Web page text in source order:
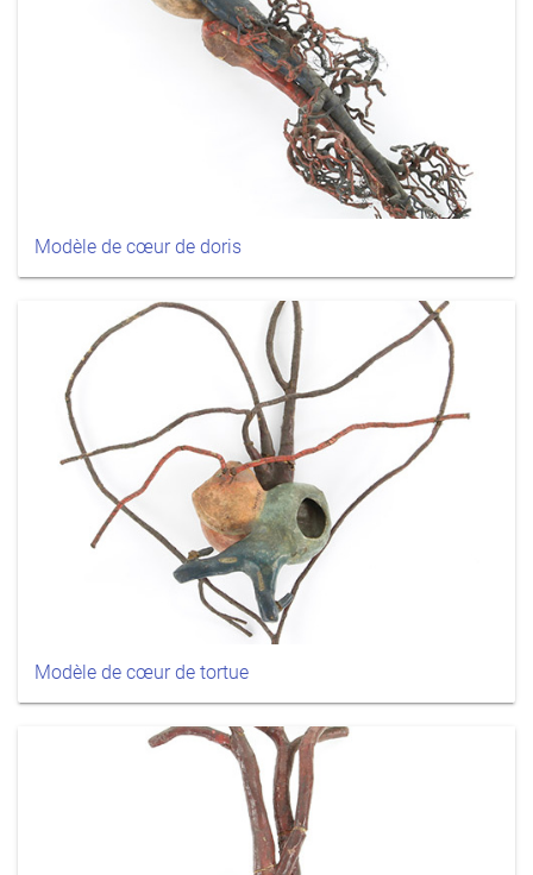
Modèle de cœur de doris
Modèle de cœur de tortue